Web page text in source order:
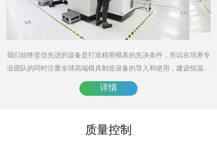
我们始终坚信先进的设备是打造精密模具的先决条件，所以在培养专
业团队的同时注重全球高端模具制造设备的导入和使用，建设恒温洁
净的数字化车间环境，并以此为确保无论是塑胶模具还是硅胶模具都
能达到更高的精密度。
详情
质量控制